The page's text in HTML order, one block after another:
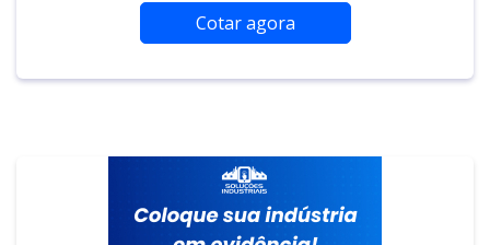
Cotar agora